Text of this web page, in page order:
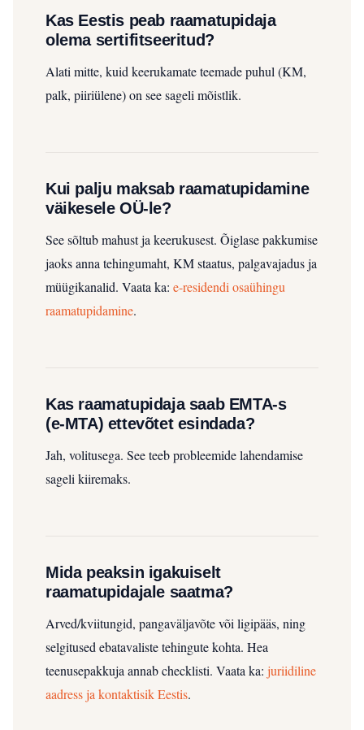
Kas Eestis peab raamatupidaja
olema sertifitseeritud?
Alati mitte, kuid keerukamate teemade puhul (KM,
palk, piiriülene) on see sageli mõistlik.
Kui palju maksab raamatupidamine
väikesele OÜ-le?
See sõltub mahust ja keerukusest. Õiglase pakkumise
jaoks anna tehingumaht, KM staatus, palgavajadus ja
müügikanalid. Vaata ka: e-residendi osaühingu
raamatupidamine.
Kas raamatupidaja saab EMTA-s
(e‑MTA) ettevõtet esindada?
Jah, volitusega. See teeb probleemide lahendamise
sageli kiiremaks.
Mida peaksin igakuiselt
raamatupidajale saatma?
Arved/kviitungid, pangaväljavõte või ligipääs, ning
selgitused ebatavaliste tehingute kohta. Hea
teenusepakkuja annab checklisti. Vaata ka: juriidiline
aadress ja kontaktisik Eestis.